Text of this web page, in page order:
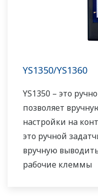
YS1350/YS1360
YS1350 – это
позволяет
настройки на
это ручной
вручную
рабочие клеммы